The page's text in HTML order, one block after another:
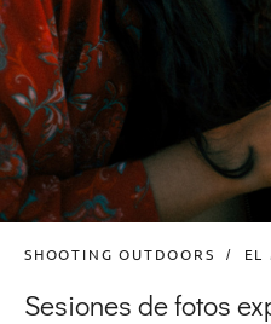
SHOOTING OUTDOORS EL
Sesiones de fotos